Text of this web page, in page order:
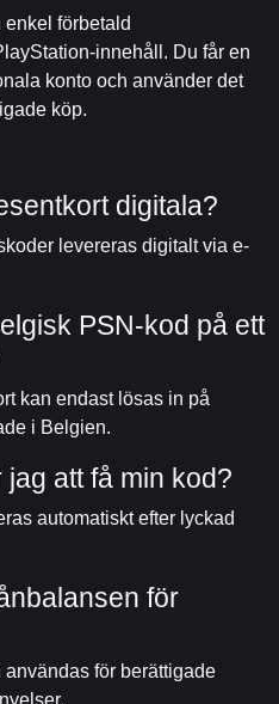
förbetald
innehåll. Du får en
konto och använder det
köp.
digitala?
levereras digitalt via e-
PSN-kod på ett
kan endast lösas in på
i Belgien.
att få min kod?
automatiskt efter lyckad
för
för berättigade